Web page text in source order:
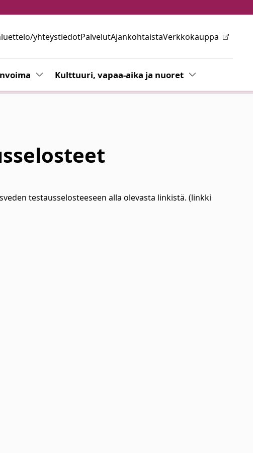
yhteystiedotPalvelutAjankohtaistaVerkkokauppa
Vaihda alasvetovalikkoa
Kulttuuri, vapaa-aika ja nuoret Vaihda
testausselosteeseen alla olevasta linkistä. (linkki